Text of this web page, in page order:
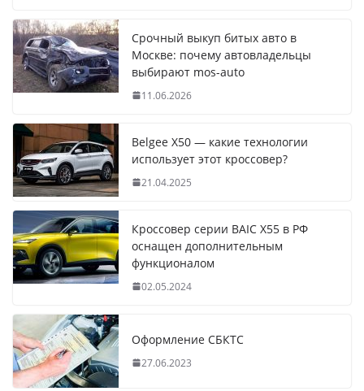
Срочный выкуп битых авто в
Москве: почему автовладельцы
выбирают mos-auto
11.06.2026
Belgee X50 — какие технологии
использует этот кроссовер?
21.04.2025
Кроссовер серии BAIC X55 в РФ
оснащен дополнительным
функционалом
02.05.2024
Оформление СБКТС
27.06.2023